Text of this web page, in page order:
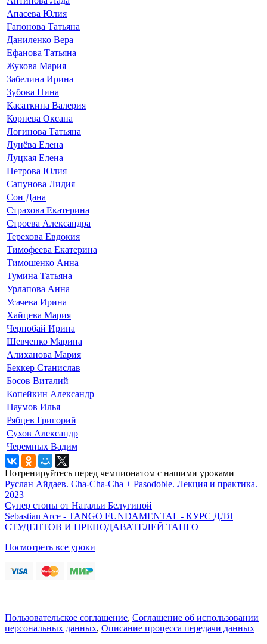
Апасева Юлия
Гапонова Татьяна
Даниленко Вера
Ефанова Татьяна
Жукова Мария
Забелина Ирина
Зубова Нина
Касаткина Валерия
Корнева Оксана
Логинова Татьяна
Лунёва Елена
Луцкая Елена
Петрова Юлия
Сапунова Лидия
Сон Дана
Страхова Екатерина
Строева Александра
Терехова Евдокия
Тимофеева Екатерина
Тимошенко Анна
Тумина Татьяна
Урлапова Анна
Усачева Ирина
Хайцева Мария
Чернобай Ирина
Шевченко Марина
Алиханова Мария
Беккер Станислав
Босов Виталий
Копейкин Александр
Наумов Илья
Рябцев Григорий
Сухов Александр
Черемных Вадим
Потренируйтесь перед чемпионатом с нашими уроками
Руслан Айдаев. Cha-Cha-Cha + Pasodoble. Лекция и практика.
2023
Супер стопы от Натальи Белугиной
Sebastian Arce - TANGO FUNDAMENTAL - КУРС ДЛЯ
СТУДЕНТОВ И ПРЕПОДАВАТЕЛЕЙ ТАНГО
Посмотреть все уроки
Пользовательское соглашение, Соглашение об использовании
персональных данных, Описание процесса передачи данных